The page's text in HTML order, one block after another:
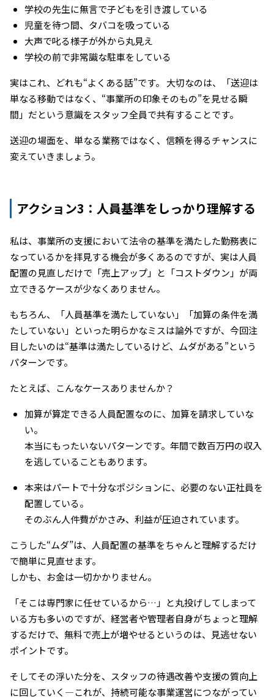
学校の先生に無言で子どもを引き渡している
児童を待つ間、タバコを吸っている
大声で叱る様子が外から丸見え
学校の前で非常識な駐車をしている
実はこれ、どれも“よくある話”です。 大切なのは、「送迎は
単なる移動ではなく、“事業所の印象そのもの”を見せる瞬
間」だという意識をスタッフ全員で共有することです。
送迎の場面を、単なる業務ではなく、信頼を得るチャンスに
変えていきましょう。
アクション3：人員基準をしっかり理解する
私は、事業所の支援において法令の基準を満たした勤務表に
なっているかを拝見する機会が多くあるのですが、実は人員
配置の見直しだけで「売上アップ」と「コストダウン」が両
立できるケースが少なくありません。
もちろん、「人員基準を満たしていない」「加算の条件を満
たしていない」といった明らかなミスは論外ですが、今回注
目したいのは“基準は満たしているけど、ムダがある”という
パターンです。
たとえば、こんなケースありませんか？
加算が算定できる人員配置なのに、加算を請求していな
い。
本当にもったいないパターンです。年間で数百万円の収入
を逃していることもあります。
本来はパートで十分なポジションに、必要のない正社員を
配置している。
そのぶん人件費がかさみ、利益が圧迫されています。
こうした“ムダ”は、人員配置の基準をちゃんと理解するだけ
で簡単に見直せます。
しかも、お金は一切かかりません。
「そこは専門家に任せているから…」と丸投げしてしまって
いる方も多いのですが、経営者や管理者自身がちょっと理解
するだけで、無料で売上が増やせるというのは、見逃せない
ポイントです。
そしてその浮いた分を、スタッフの待遇改善や支援の質向上
に回していく―これが、持続可能な事業運営につながってい